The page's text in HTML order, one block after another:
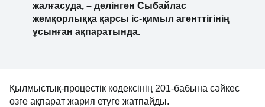
жалғасуда, – делінген Сыбайлас
жемқорлыққа қарсы іс-қимыл агенттігінің
ұсынған ақпаратында.
Қылмыстық-процестік кодексінің 201-бабына сәйкес
өзге ақпарат жария етуге жатпайды.